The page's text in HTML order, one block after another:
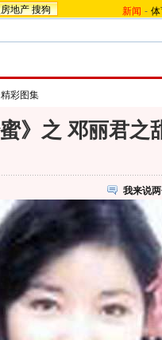
地产 搜狗 新闻 -
精彩图集
蜜》之 邓丽君之
我来说